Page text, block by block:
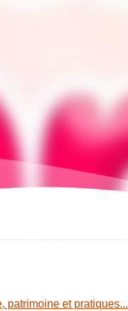
patrimoine et pratiques...